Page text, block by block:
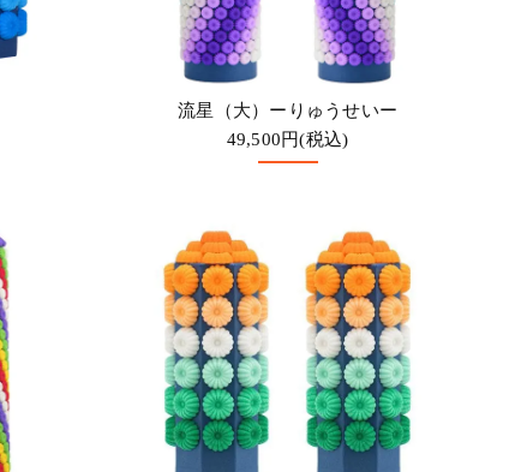
流星（大）ーりゅうせいー
49,500円(税込)